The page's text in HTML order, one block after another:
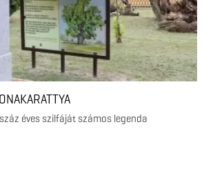
éves szilfáját számos legenda